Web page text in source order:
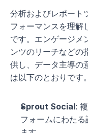
分析およびレポート
フォーマンスを理解
です。エンゲージメ
ンツのリーチなどの
供し、データ主導の
は以下のとおりです。
Sprout Social:
フォームにわた